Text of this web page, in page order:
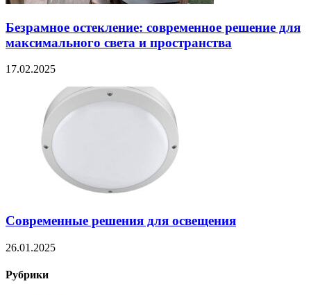
Безрамное остекление: современное решение для
максимального света и пространства
17.02.2025
Современные решения для освещения
26.01.2025
Рубрики